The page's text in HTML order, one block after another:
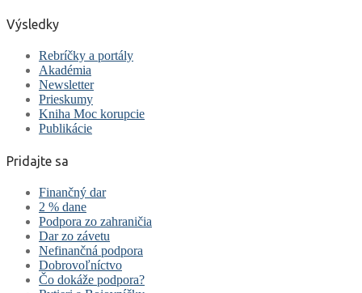
Výsledky
Rebríčky a portály
Akadémia
Newsletter
Prieskumy
Kniha Moc korupcie
Publikácie
Pridajte sa
Finančný dar
2 % dane
Podpora zo zahraničia
Dar zo závetu
Nefinančná podpora
Dobrovoľníctvo
Čo dokáže podpora?